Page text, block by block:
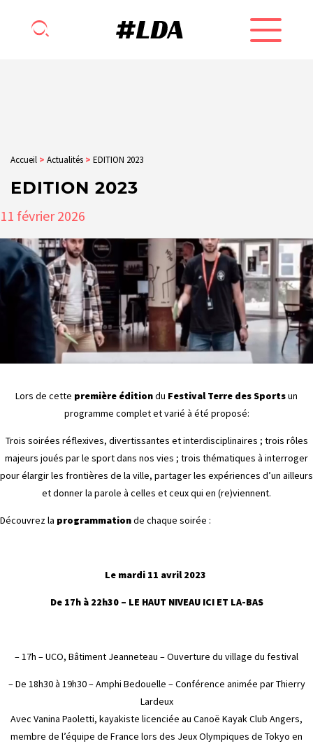
Accueil > Actualités > EDITION 2023
EDITION 2023
11 février2026
Lors de cette première éditiondu Festival Terre des Sportsun
programme complet et varié à été proposé:
Trois soirées réflexives, divertissantes et interdisciplinaires ; trois rôles
majeurs joués par le sport dans nos vies ; trois thématiques à interroger
pour élargir les frontières de la ville, partager les expériences d’un ailleurs
et donner la parole à celles et ceux qui en (re)viennent.
Découvrez la programmationde chaque soirée :
Le mardi 11 avril 2023
De 17h à 22h30 – LE HAUT NIVEAU ICI ET LA-BAS
– 17h – UCO, Bâtiment Jeanneteau – Ouverture du village du festival
– De 18h30 à 19h30 – Amphi Bedouelle – Conférence animée par Thierry
Lardeux
Avec Vanina Paoletti, kayakiste licenciée au Canoë Kayak Club Angers,
membre de l’équipe de France lors des Jeux Olympiques de Tokyo en